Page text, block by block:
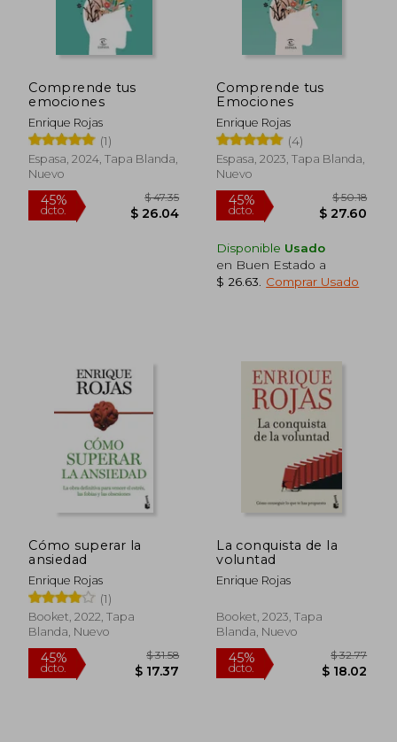
45% 45%
Comprende tus
emociones
Enrique Rojas
(1)
Espasa, 2024, Tapa Blanda,
Nuevo
45%
$ 26.04
Comprende tus
Emociones
Enrique Rojas
(4)
Espasa, 2023, Tapa Blanda,
Nuevo
45%
dcto.
Disponible Usado
en Buen Estado a
$ 26.63
Comprar Usado
Cómo superar la
ansiedad
Enrique Rojas
(1)
Booket, 2022, Tapa
Blanda, Nuevo
La conquista de la
voluntad
Enrique Rojas
Booket, 2023, Tapa
Blanda, Nuevo